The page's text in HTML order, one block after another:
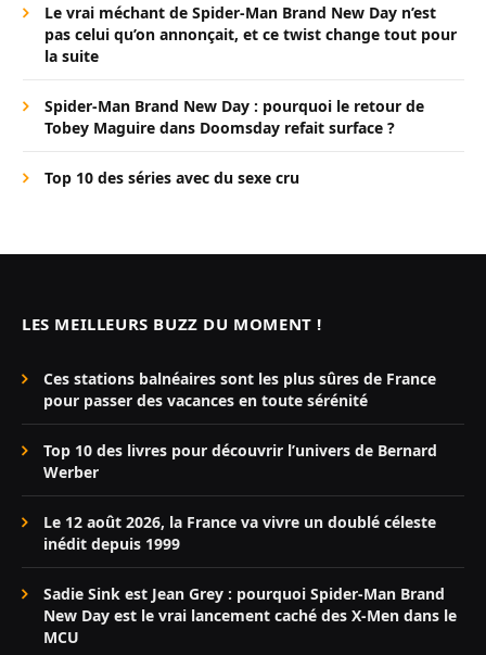
Le vrai méchant de Spider-Man Brand New Day n’est
pas celui qu’on annonçait, et ce twist change tout pour
la suite
Spider-Man Brand New Day : pourquoi le retour de
Tobey Maguire dans Doomsday refait surface ?
Top 10 des séries avec du sexe cru
LES MEILLEURS BUZZ DU MOMENT !
Ces stations balnéaires sont les plus sûres de France
pour passer des vacances en toute sérénité
Top 10 des livres pour découvrir l’univers de Bernard
Werber
Le 12 août 2026, la France va vivre un doublé céleste
inédit depuis 1999
Sadie Sink est Jean Grey : pourquoi Spider-Man Brand
New Day est le vrai lancement caché des X-Men dans le
MCU